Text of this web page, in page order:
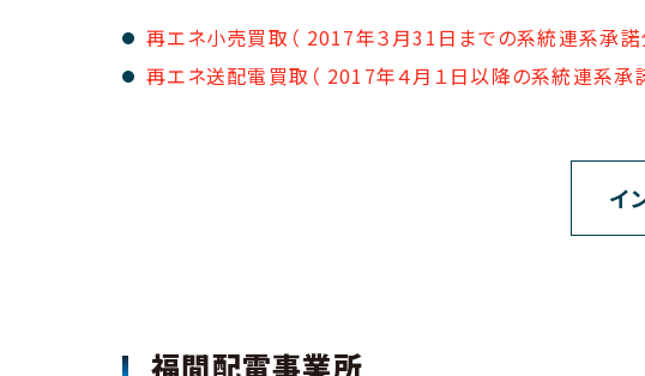
再エネ小売買取（ 2017年３月31日までの系統連系承諾
再エネ送配電買取（ 2017年４月１日以降の系統連系承
イ
福間配電事業所